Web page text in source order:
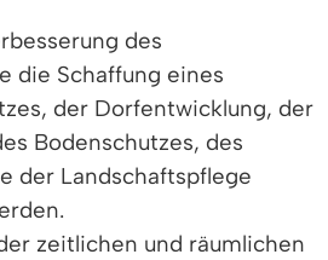
des
die Schaffung eines
der Dorfentwicklung, der
Bodenschutzes, des
der Landschaftspflege
zeitlichen und räumlichen